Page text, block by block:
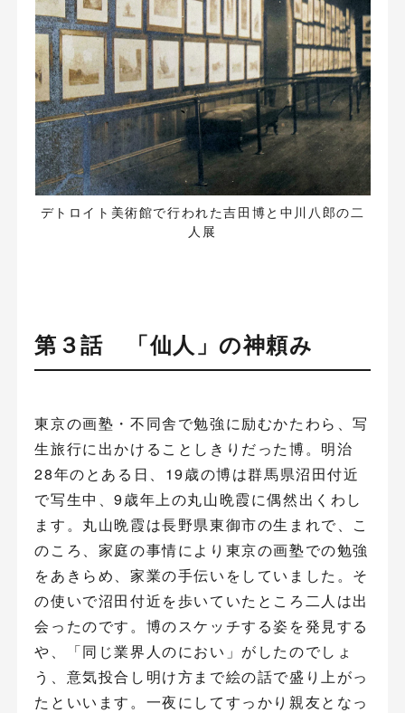
デトロイト美術館で行われた吉田博と中川八郎の二
人展
第３話 「仙人」の神頼み
東京の画塾・不同舎で勉強に励むかたわら、写
生旅行に出かけることしきりだった博。明治
28年のとある日、19歳の博は群馬県沼田付近
で写生中、9歳年上の丸山晩霞に偶然出くわし
ます。丸山晩霞は長野県東御市の生まれで、こ
のころ、家庭の事情により東京の画塾での勉強
をあきらめ、家業の手伝いをしていました。そ
の使いで沼田付近を歩いていたところ二人は出
会ったのです。博のスケッチする姿を発見する
や、「同じ業界人のにおい」がしたのでしょ
う、意気投合し明け方まで絵の話で盛り上がっ
たといいます。一夜にしてすっかり親友となっ